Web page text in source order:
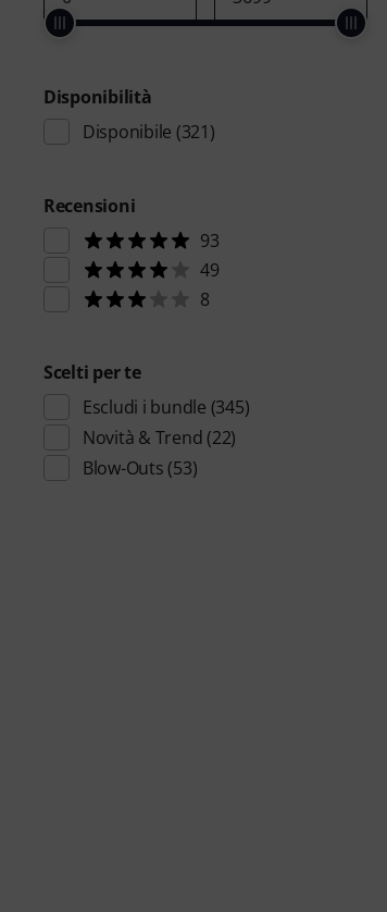
Disponibilità
Disponibile (321)
Recensioni
93
49
8
Scelti per te
Escludi i bundle (345)
Novità & Trend (22)
Blow-Outs (53)